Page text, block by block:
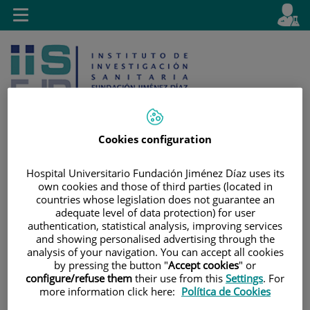
Jump to content
Language
Active
en
Search
Toggle
navigation
Cookies configuration
Hospital Universitario Fundación Jiménez Díaz uses its
own cookies and those of third parties (located in
countries whose legislation does not guarantee an
adequate level of data protection) for user
authentication, statistical analysis, improving services
and showing personalised advertising through the
analysis of your navigation. You can accept all cookies
by pressing the button "Accept cookies" or
configure/refuse them their use from this Settings. For
more information click here: Política de Cookies